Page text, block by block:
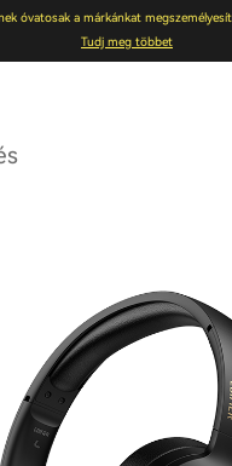
óvatosak a márkánkat
Tudj meg többet